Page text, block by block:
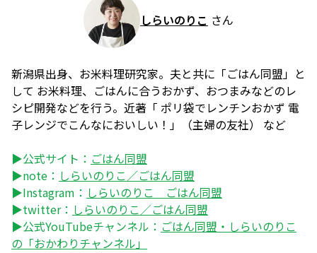
しらいのりこ さん
新潟県出身、お米料理研究家。夫と共に「ごはん同盟」と
して お米料理、ごはんに合うおかず、おつまみなどのレ
シピ開発などを行う。近著「 ポリ袋でレンチンおかず 電
子レンジでこんなにおいしい！」（主婦の友社） など
▶公式サイト： ごはん同盟
▶note： しらいのりこ／ごはん同盟
▶Instagram： しらいのりこ ごはん同盟
▶twitter： しらいのりこ／ごはん同盟
▶公式YouTubeチャンネル： ごはん同盟・しらいのりこ
の「おかわりチャンネル」